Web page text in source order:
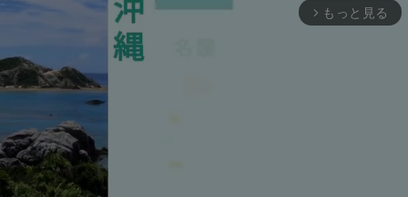
arrow_forward_ios もっと見る